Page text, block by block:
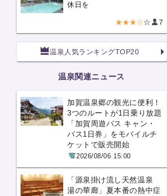
休日を
★★★☆☆ 7
温泉人気ランキングTOP20
温泉関連ニュース
加賀温泉郷の観光に便利！
3つのルートが1日乗り放題
「加賀周遊バス キャン・
バス1日券」をモバイルチ
ケットで販売開始
2026/08/06 15:00
「源泉掛け流し天然温泉
湯の華廊」夏本番の熱中症